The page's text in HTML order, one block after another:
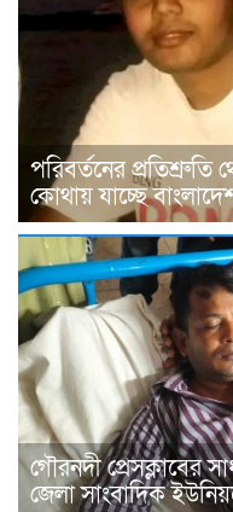
পরিবর্তনের প্রতিশ্রুতি
কোথায় যাচ্ছে
গৌরনদী প্রেসক্লাবের
জেলা সাংবাদিক